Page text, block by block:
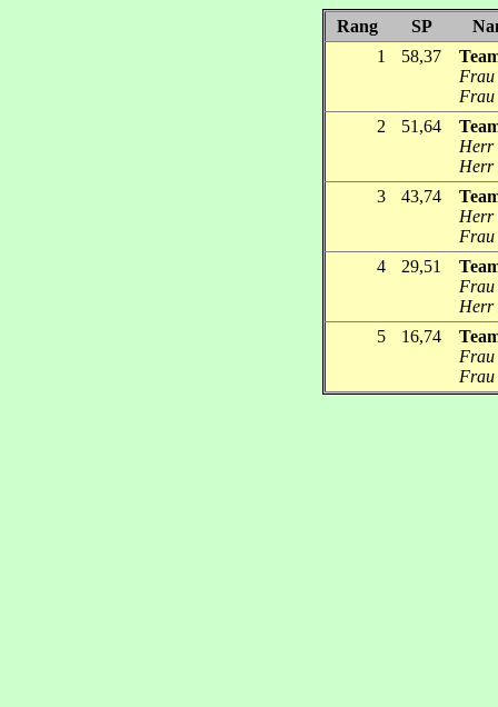
Rang SP
1
58,37
Frau
Frau
2
51,64
Herr
Herr
3
43,74
Herr
Frau
4
29,51
Frau
Herr
5
16,74
Frau
Frau